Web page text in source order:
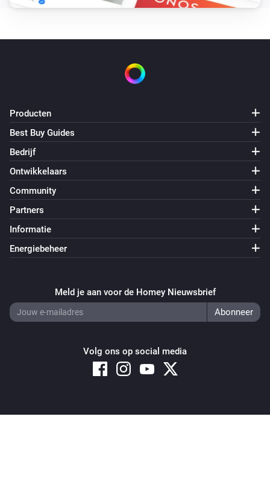
Producten
Best Buy Guides
Bedrijf
Ontwikkelaars
Community
Partners
Informatie
Energiebeheer
Meld je aan voor de Homey Nieuwsbrief
Volg ons op social media